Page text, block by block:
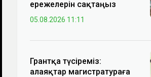
ережелерін сақтаңыз
05.08.2026 11:11
Грантқа түсіреміз:
алаяқтар магистратураға